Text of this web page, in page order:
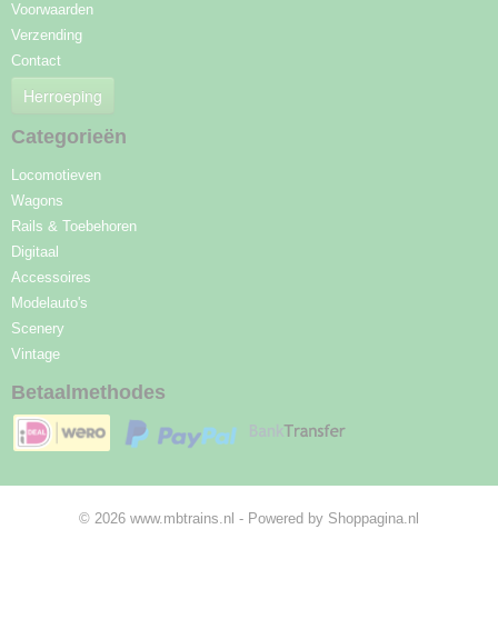
Voorwaarden
Verzending
Contact
Herroeping
Categorieën
Locomotieven
Wagons
Rails & Toebehoren
Digitaal
Accessoires
Modelauto's
Scenery
Vintage
Betaalmethodes
© 2026 www.mbtrains.nl - Powered by Shoppagina.nl